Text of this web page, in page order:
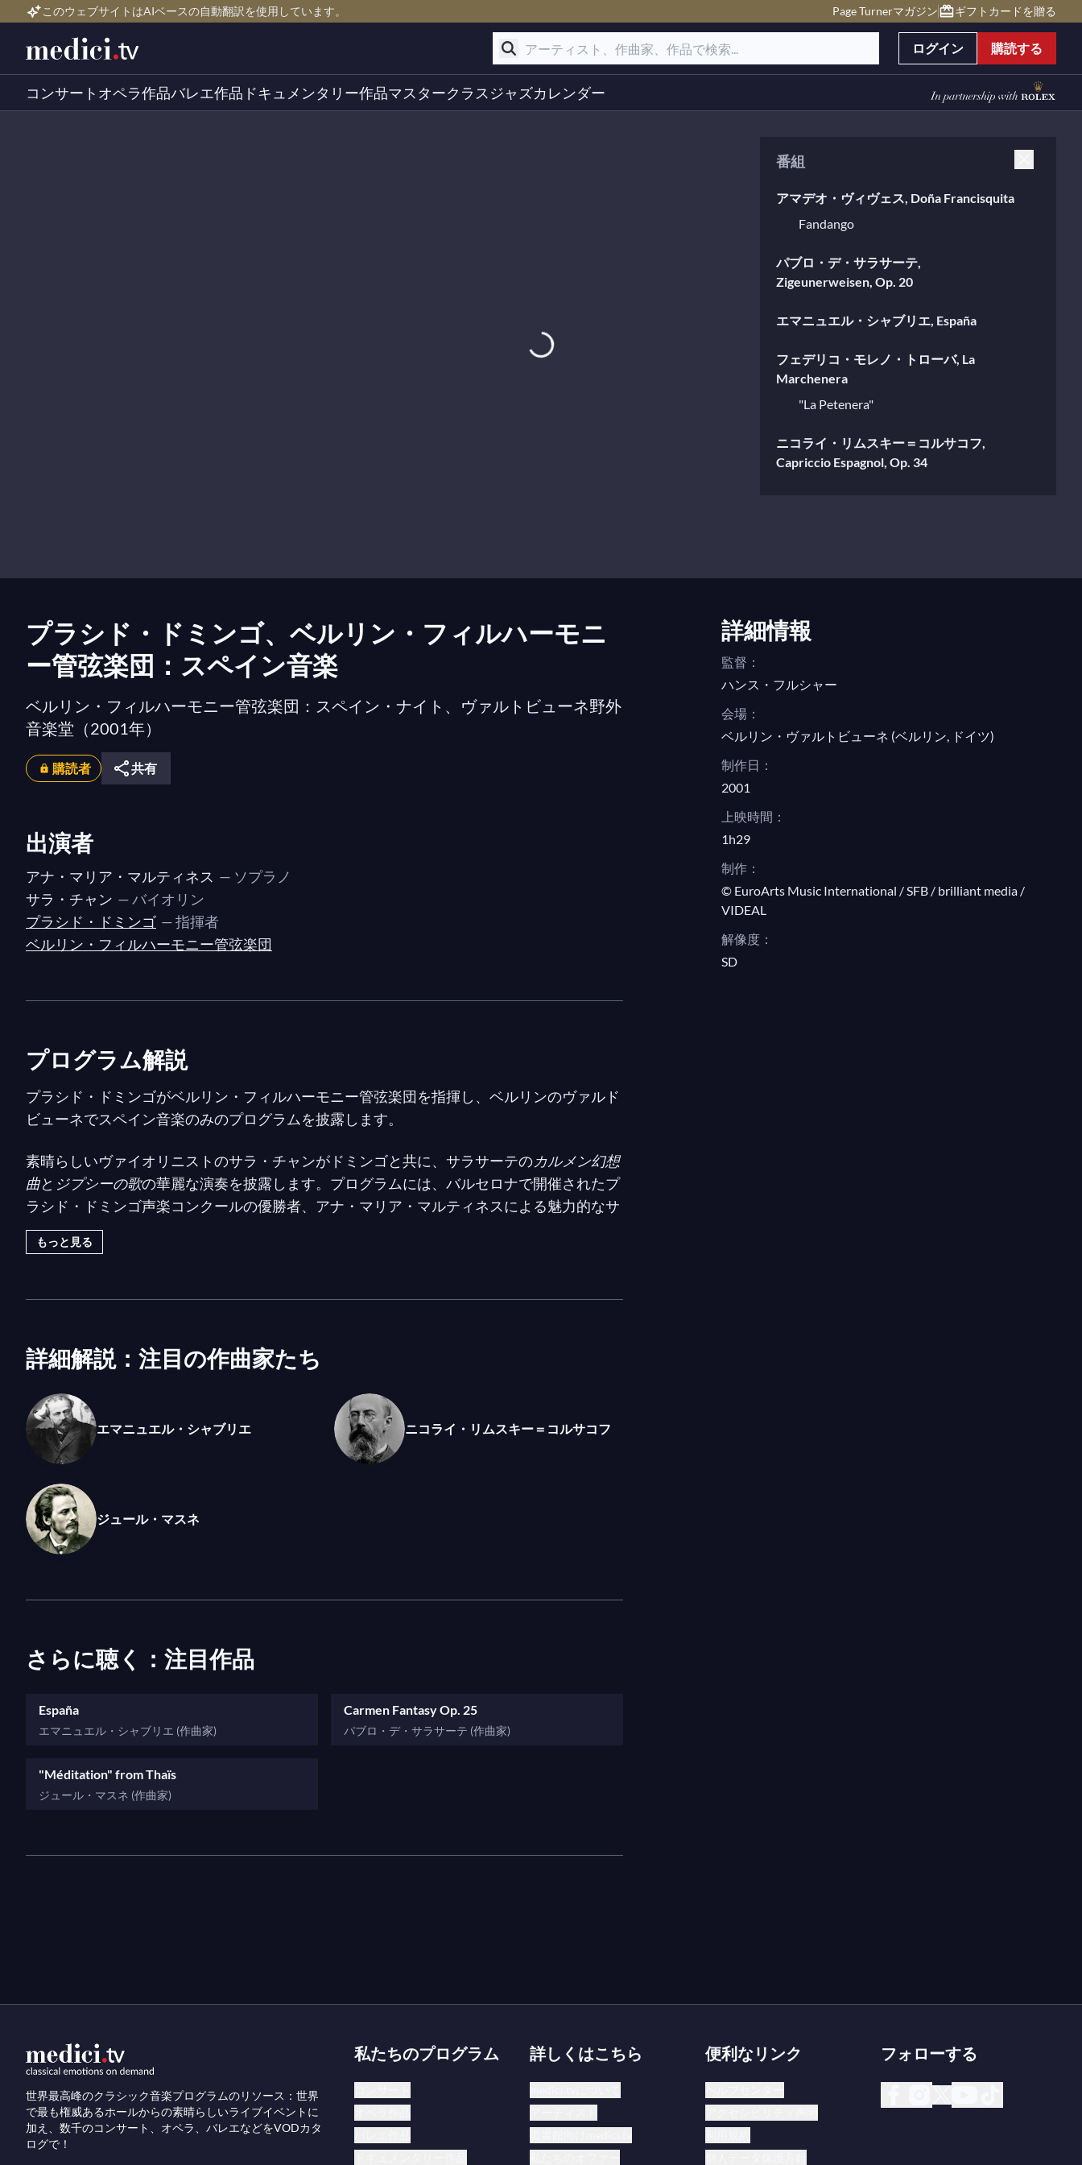
このウェブサイトはAIベースの自動翻訳を使用しています。 Page Turnerマガジン ギフトカードを贈る
ログイン 購読する
コンサート オペラ作品バレエ作品 ドキュメンタリー作品マスタークラス ジャズカレンダー
番組
アマデオ・ヴィヴェス, Doña Francisquita
Fandango
パブロ・デ・サラサーテ,
Zigeunerweisen, Op. 20
エマニュエル・シャブリエ, España
フェデリコ・モレノ・トローバ, La
Marchenera
"La Petenera"
ニコライ・リムスキー＝コルサコフ,
Capriccio Espagnol, Op. 34
Fantasy Op. 25
Canción Española
Thaïs
プラシド・ドミンゴ、ベルリン・フィルハーモニ
ー管弦楽団：スペイン音楽
ベルリン・フィルハーモニー管弦楽団：スペイン・ナイト、ヴァルトビューネ野外
音楽堂（2001年）
購読者 共有
出演者
アナ・マリア・マルティネス — ソプラノ
サラ・チャン — バイオリン
プラシド・ドミンゴ — 指揮者
ベルリン・フィルハーモニー管弦楽団
プログラム解説
プラシド・ドミンゴがベルリン・フィルハーモニー管弦楽団を指揮し、ベルリンのヴァルド
ビューネでスペイン音楽のみのプログラムを披露します。
素晴らしいヴァイオリニストのサラ・チャンがドミンゴと共に、サラサーテのカルメン幻想
曲と ジプシーの歌の華麗な演奏を披露します。プログラムには、バルセロナで開催されたプ
ラシド・ドミンゴ声楽コンクールの優勝者、アナ・マリア・マルティネスによる魅力的なサ
ルスエラのアリア集も含まれています。
もっと見る
詳細解説：注目の作曲家たち
エマニュエル・シャブリエ ニコライ・リムスキー＝コルサコフ
ジュール・マスネ
さらに聴く：注目作品
España
エマニュエル・シャブリエ (作曲家)
Carmen Fantasy Op. 25
パブロ・デ・サラサーテ (作曲家)
"Méditation" from Thaïs
ジュール・マスネ (作曲家)
詳細情報
監督：
ハンス・フルシャー
会場：
ベルリン・ヴァルトビューネ (ベルリン, ドイツ)
制作日：
2001
上映時間：
1h29
制作：
© EuroArts Music International / SFB / brilliant media /
VIDEAL
解像度：
SD
世界最高峰のクラシック音楽プログラムのリソース：世界
で最も権威あるホールからの素晴らしいライブイベントに
加え、数千のコンサート、オペラ、バレエなどをVODカタ
ログで！
私たちのプログラム 詳しくはこちら 便利なリンク フォローする